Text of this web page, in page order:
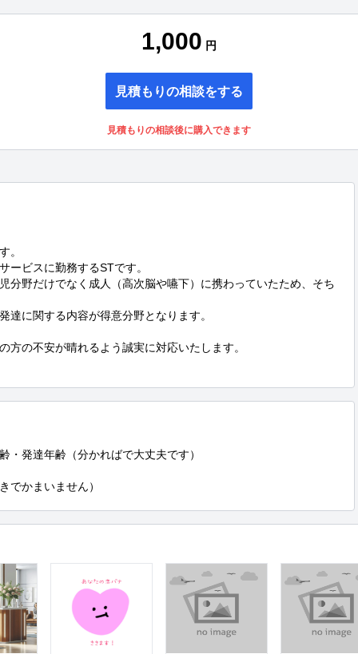
1,000 円
見積もりの相談をする
見積もりの相談後に購入できます
。
ービスに勤務するSTです。
分野だけでなく成人（高次脳や嚥下）に携わっていたため、そち
達に関する内容が得意分野となります。
方の不安が晴れるよう誠実に対応いたします。
・発達年齢（分かればで大丈夫です）
でかまいません）